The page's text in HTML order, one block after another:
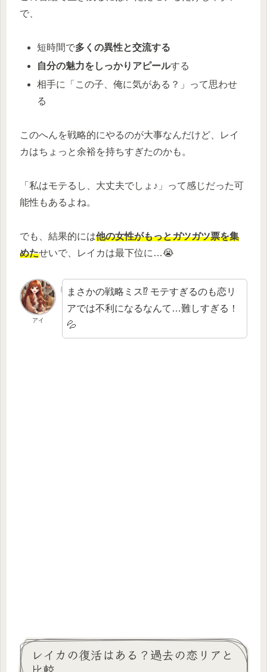
で、
短時間で多くの異性と交流する
自分の魅力をしっかりアピールする
相手に「この子、俺に気がある？」って思わせ
る
このへんを戦略的にやるのが大事なんだけど、レイ
カはちょっと余裕を持ちすぎたのかも。
「私はモテるし、大丈夫でしょ♪」って感じだった可
能性もあるよね。
でも、結果的には他の女性がもっとガツガツ票を集
めたせいで、レイカは最下位に…😭
アイ
まさかの戦略ミス⁉ モテすぎるのも恋リ
アでは不利になるなんて…難しすぎる！
💦
レイカの復活はある？過去の恋リアと